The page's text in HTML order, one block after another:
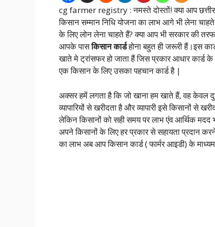
cg farmer registry : नमस्ते दोस्तों! क्या आप
किसान सम्मान निधि योजना का लाभ आगे भी लेना
के लिए लोन लेना चाहते हैं? क्या आप भी सरकार की
आपके पासकिसान कार्डहोना बहुत ही जरूरी हैं।इस
खाते मे ट्रांसफर हो जाता हैं जिस प्रकार आधार कार्ड के
एक किसान के लिए उसका पहचान कार्ड है |
अक्सर हमें लगता है कि जो खाना हम खाते हैं, वह केवल
व्यापारियों से खरीदता है और व्यापारी इसे किसानों से
लेकिन किसानों को सही समय पर लाभ एंव आर्थिक मदद
अपने किसानों के लिए हर प्रकार से सहायता प्रदान
का लाभ अब आप किसान कार्ड ( फार्मर आइडी) के